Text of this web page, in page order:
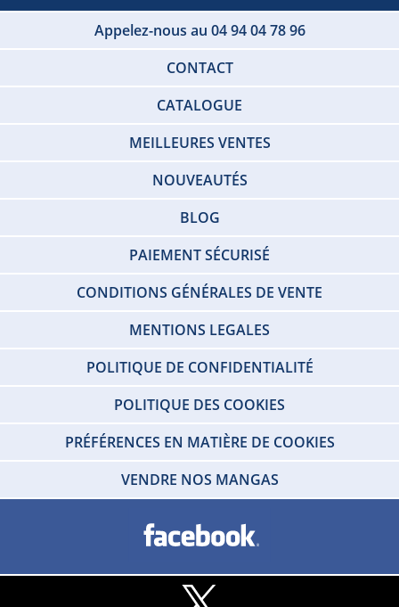
Appelez-nous au 04 94 04 78 96
CONTACT
CATALOGUE
MEILLEURES VENTES
NOUVEAUTÉS
BLOG
PAIEMENT SÉCURISÉ
CONDITIONS GÉNÉRALES DE VENTE
MENTIONS LEGALES
POLITIQUE DE CONFIDENTIALITÉ
POLITIQUE DES COOKIES
PRÉFÉRENCES EN MATIÈRE DE COOKIES
VENDRE NOS MANGAS